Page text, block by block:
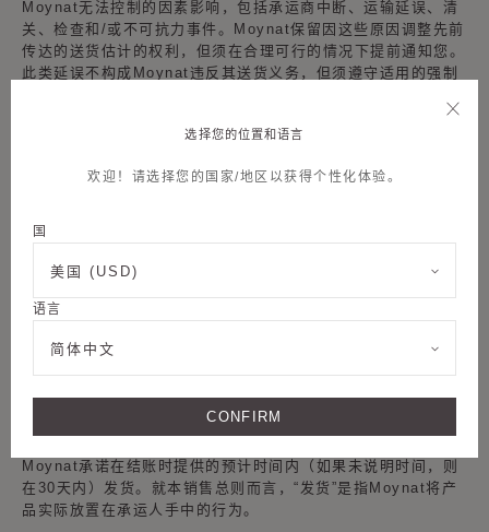
Moynat无法控制的因素影响，包括承运商中断、运输延误、清
关、检查和/或不可抗力事件。Moynat保留因这些原因调整先前
传达的送货估计的权利，但须在合理可行的情况下提前通知您。
此类延误不构成Moynat违反其送货义务，但须遵守适用的强制
送货将按照您订单中指定���地址和授权收件人进行，但须遵
付给订单和送货表格中指定为授权收件人的人员。
品送货的人员均被视为您授权代表您接收货物。
订单存在任何差异，您应尽可能在送货单上手写记录潜在差异的
性质（例如，包裹已打开、产品已损坏等），并签名。如果产品
不符合您的订单或您不满意，您可以根据下述条款和条件退货、
更换或要求退款。
7. 送货和运输问题
Moynat承诺在结账时提供的预计时间内（如果未说明时间，则
在30天内）发货。就本销售总则而言，“发货”是指Moynat将产
品实际放置在承运人手中的行为。
选择您的位置和语言
欢迎！请选择您的国家/地区以获得个性化体验。
国
美国 (USD)
语言
简体中文
CONFIRM